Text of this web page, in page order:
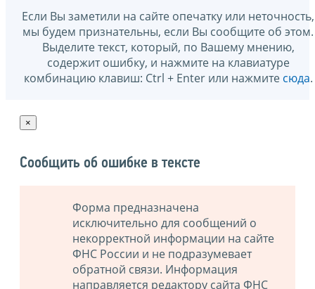
Если Вы заметили на сайте опечатку или неточность,
мы будем признательны, если Вы сообщите об этом.
Выделите текст, который, по Вашему мнению,
содержит ошибку, и нажмите на клавиатуре
комбинацию клавиш: Ctrl + Enter или нажмите сюда.
×
Сообщить об ошибке в тексте
Форма предназначена
исключительно для сообщений о
некорректной информации на сайте
ФНС России и не подразумевает
обратной связи. Информация
направляется редактору сайта ФНС